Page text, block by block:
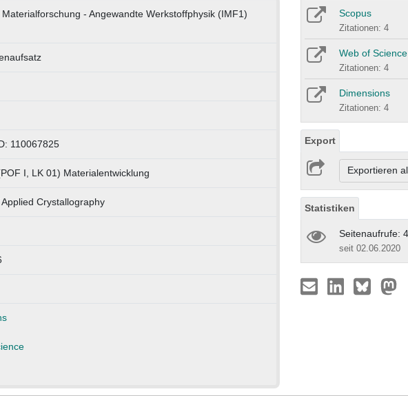
- Angewandte Werkstoffphysik (IMF1)
110067825
I, LK 01) Materialentwicklung
Crystallography
Scopus
Zitationen: 4
Web of Science
Zitationen: 4
Dimensions
Zitationen: 4
Export
Exportieren
Statistiken
Seitenaufrufe:
seit 02.06.2020